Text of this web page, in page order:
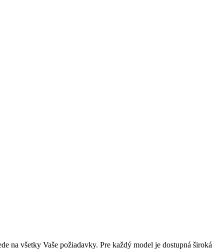
na všetky Vaše požiadavky. Pre každý model je dostupná široká